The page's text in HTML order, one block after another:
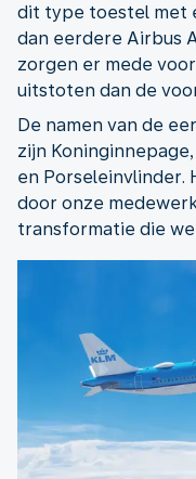
dit type toestel met
dan eerdere Airbus
zorgen er mede voor
uitstoten dan de
De namen van de
zijn
en Porseleinvlinder.
door onze
transformatie die